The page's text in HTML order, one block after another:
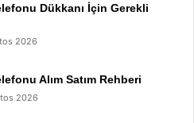
Dükkanı İçin Gerekli
2026
Alım Satım Rehberi
2026